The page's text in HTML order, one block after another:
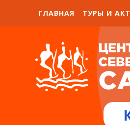
ГЛАВНАЯ ТУРЫ И